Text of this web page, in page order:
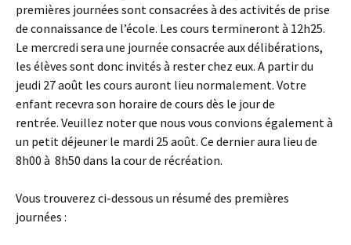
premières journées sont consacrées à des activités de prise
de connaissance de l’école. Les cours termineront à 12h25.
Le mercredi sera une journée consacrée aux délibérations,
les élèves sont donc invités à rester chez eux. A partir du
jeudi 27 août les cours auront lieu normalement. Votre
enfant recevra son horaire de cours dès le jour de
rentrée. Veuillez noter que nous vous convions également à
un petit déjeuner le mardi 25 août. Ce dernier aura lieu de
8h00 à 8h50 dans la cour de récréation.
Vous trouverez ci-dessous un résumé des premières
journées :